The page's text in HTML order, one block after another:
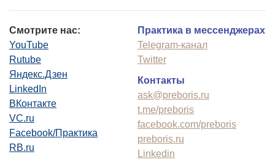
Смотрите нас:
YouTube
Rutube
Яндекс.Дзен
LinkedIn
ВКонтакте
VC.ru
Facebook/Практика
RB.ru
Практика в мессенджерах
Telegram-канал
Twitter
Контакты
ask@preboris.ru
t.me/preboris
facebook.com/preboris
preboris.ru
Linkedin